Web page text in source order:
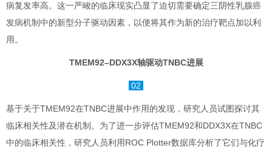
病复发率高。这一严峻的临床现实凸显了迫切需要确定三阴性乳腺癌
发病机制中的新型分子驱动因素，以便将其作为新的治疗靶点加以利
用。
TMEM92–DDX3X轴驱动TNBC进展
02
基于关于TMEM92在TNBC进展中作用的发现，研究人员试图探讨其
临床相关性及潜在机制。为了进一步评估TMEM92和DDX3X在TNBC
中的临床相关性，研究人员利用ROC Plotter数据库分析了它们与化疗